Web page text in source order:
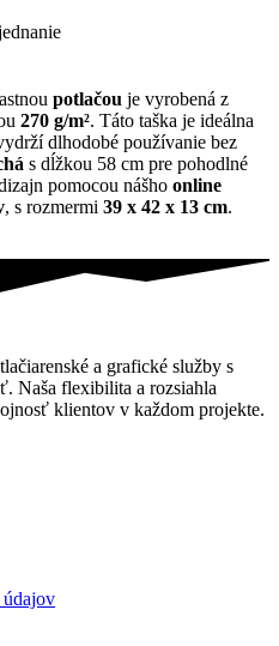
potlačou je vyrobená z
270 g/m². Táto taška je ideálna
dlhodobé používanie bez
s dĺžkou 58 cm pre pohodlné
pomocou nášho online
, s rozmermi 39 x 42 x 13 cm.
a grafické služby s
Naša flexibilita a rozsiahla
klientov v každom projekte.
údajov